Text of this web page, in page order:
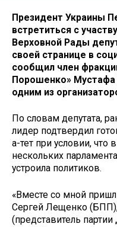
Президент Украины
встретиться с
Верховной Рады
своей странице в
сообщил член
Порошенко» Мустафа
одним из
По словам депутата,
лидер подтвердил
а-тет при условии, что
нескольких
устроила политиков.
«Вместе со мной
Сергей Лещенко
(представитель